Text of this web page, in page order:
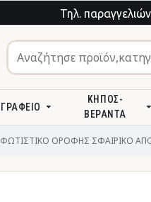
Τηλ.
ΓΡΑΦΕΊΟ
ΚΉΠΟΣ-
ΒΕΡΆΝΤΑ
ΦΩΤΙΣΤΙΚΟ ΟΡΟΦΗΣ ΣΦΑΙΡΙΚΟ